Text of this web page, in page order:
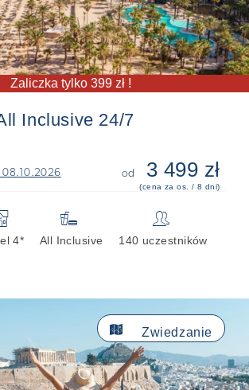
Zaliczka tylko 399 zł !
Inclusive 24/7
08.10.2026 od 3 499 zł
(cena za os. / 8 dni)
4*

All Inclusive
👥
140 uczestników
Zwiedzanie
